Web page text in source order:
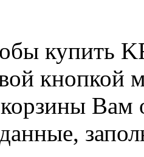
купить
Вам